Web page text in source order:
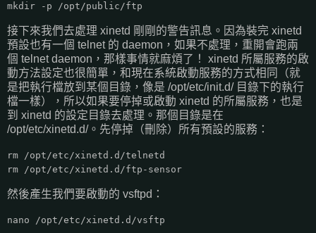
mkdir -p /opt/public/ftp
接下來我們去處理 xinetd 剛剛的警告訊息。因為裝完 xinetd
預設也有一個 telnet 的 daemon，如果不處理，重開會跑兩
個 telnet daemon，那樣事情就麻煩了！ xinetd 所屬服務的啟
動方法設定也很簡單，和現在系統啟動服務的方式相同（就
是把執行檔放到某個目錄，像是 /opt/etc/init.d/ 目錄下的執行
檔一樣），所以如果要停掉或啟動 xinetd 的所屬服務，也是
到 xinetd 的設定目錄去處理。那個目錄是在
/opt/etc/xinetd.d/。先停掉（刪除）所有預設的服務：
rm /opt/etc/xinetd.d/telnetd
rm /opt/etc/xinetd.d/ftp-sensor
然後產生我們要啟動的 vsftpd：
nano /opt/etc/xinetd.d/vsftp